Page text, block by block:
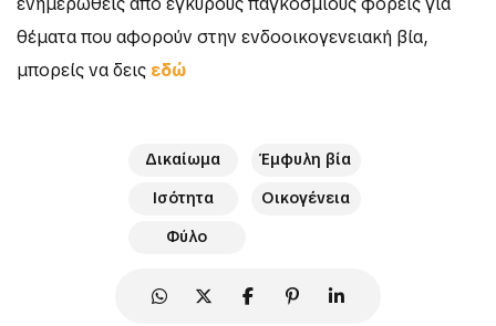
θέματα που αφορούν στην ενδοοικογενειακή βία,
μπορείς να δεις εδώ
Δικαίωμα
Έμφυλη βία
Ισότητα
Οικογένεια
Φύλο